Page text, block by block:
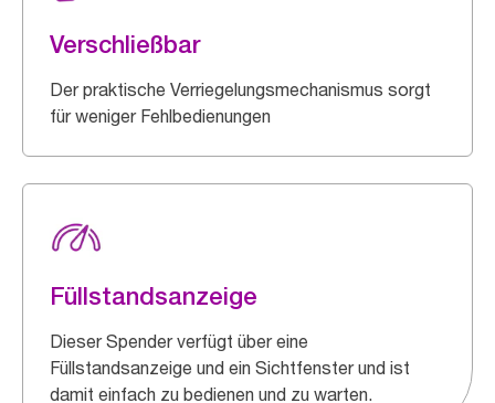
Verschließbar
Der praktische Verriegelungsmechanismus sorgt
für weniger Fehlbedienungen
Füllstandsanzeige
Dieser Spender verfügt über eine
Füllstandsanzeige und ein Sichtfenster und ist
damit einfach zu bedienen und zu warten.